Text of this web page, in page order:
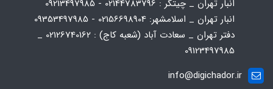
انبار تهران _ چیتگر : 02144783796 - 09213497985
انبار تهران _ اسلامشهر: 02156698904 - 09353497985
دفتر تهران _ سعادت آباد (شعبه کاج) : 02126740162 _
09123497985
info@digichador.ir